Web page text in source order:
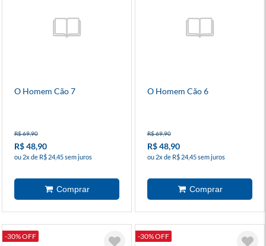
O Homem Cão 7
R$ 69,90
R$ 48,90
ou 2x de R$ 24,45 sem juros
O Homem Cão 6
R$ 69,90
R$ 48,90
ou 2x de R$ 24,45 sem juros
-30% OFF -30% OFF